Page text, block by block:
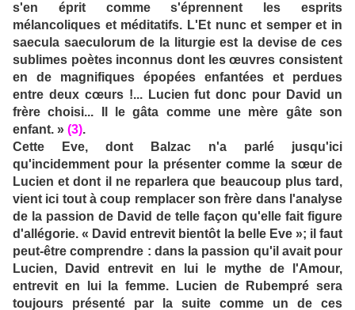
s'en éprit comme s'éprennent les esprits
mélancoliques et méditatifs. L'Et nunc et semper et in
saecula saeculorum de la liturgie est la devise de ces
sublimes poètes inconnus dont les œuvres consistent
en de magnifiques épopées enfantées et perdues
entre deux cœurs !... Lucien fut donc pour David un
frère choisi... Il le gâta comme une mère gâte son
enfant. » (3).
Cette Eve, dont Balzac n'a parlé jusqu'ici
qu'incidemment pour la présenter comme la sœur de
Lucien et dont il ne reparlera que beaucoup plus tard,
vient ici tout à coup remplacer son frère dans l'analyse
de la passion de David de telle façon qu'elle fait figure
d'allégorie. « David entrevit bientôt la belle Eve »; il faut
peut-être comprendre : dans la passion qu'il avait pour
Lucien, David entrevit en lui le mythe de l'Amour,
entrevit en lui la femme. Lucien de Rubempré sera
toujours présenté par la suite comme un de ces